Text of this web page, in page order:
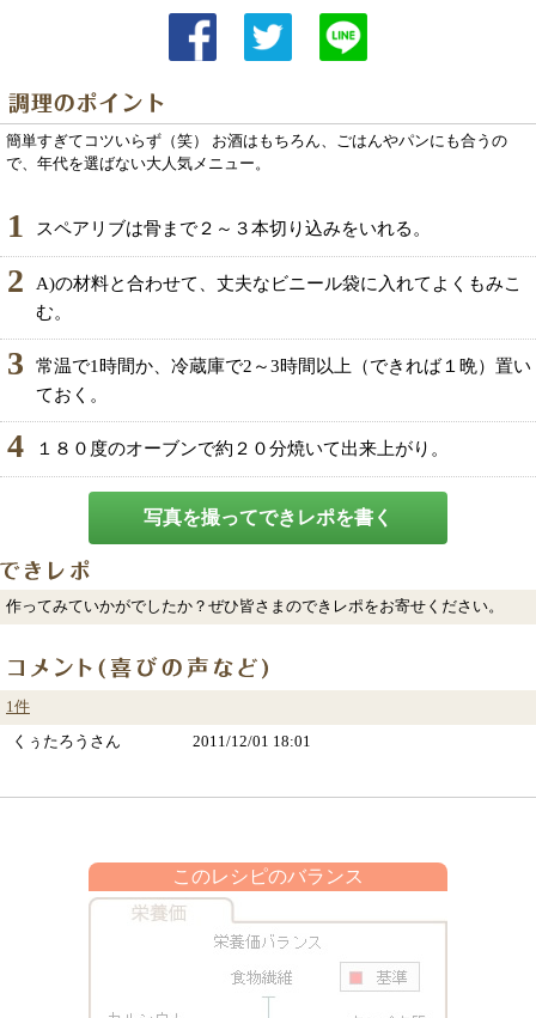
簡単すぎてコツいらず（笑） お酒はもちろん、ごはんやパンにも合うの
で、年代を選ばない大人気メニュー。
1 スペアリブは骨まで２～３本切り込みをいれる。
2
A)の材料と合わせて、丈夫なビニール袋に入れてよくもみこ
む。
3
常温で1時間か、冷蔵庫で2～3時間以上（できれば１晩）置い
ておく。
4 １８０度のオーブンで約２０分焼いて出来上がり。
写真を撮ってできレポを書く
作ってみていかがでしたか？ぜひ皆さまのできレポをお寄せください。
1件
くぅたろうさん 2011/12/01 18:01
このレシピのバランス